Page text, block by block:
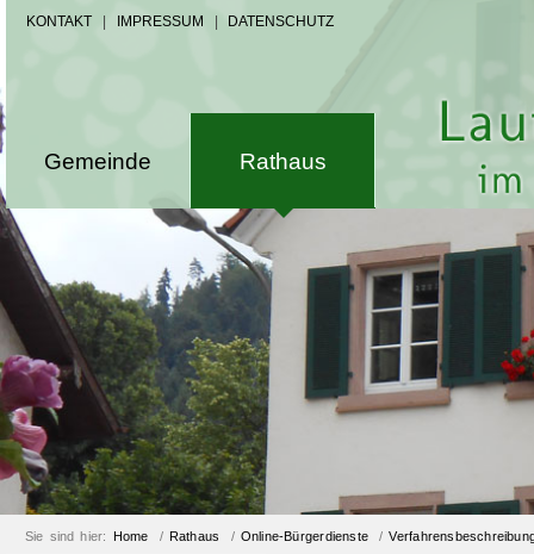
KONTAKT IMPRESSUM DATENSCHUTZ
Gemeinde Rathaus
Sie sind hier: Home / Rathaus / Online-Bürgerdienste /